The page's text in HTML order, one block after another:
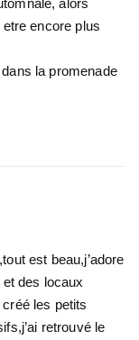
alors
etre encore plus
la promenade
est beau,j’adore
des locaux
les petits
retrouvé le